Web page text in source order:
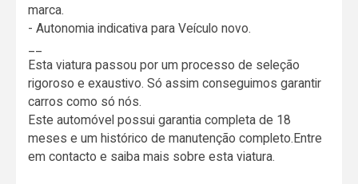
marca.
- Autonomia indicativa para Veículo novo.
Esta viatura passou por um processo de seleção
rigoroso e exaustivo. Só assim conseguimos garantir
carros como só nós.
Este automóvel possui garantia completa de 18
meses e um histórico de manutenção completo.Entre
em contacto e saiba mais sobre esta viatura.